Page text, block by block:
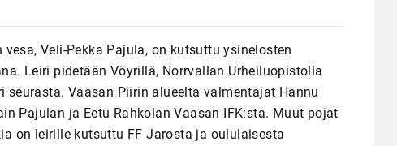
Veli-Pekka Pajula, on kutsuttu ysinelosten
Leiri pidetään Vöyrillä, Norrvallan Urheiluopistolla
Vaasan Piirin alueelta valmentajat Hannu
Pajulan ja Eetu Rahkolan Vaasan IFK:sta. Muut pojat
on leirille kutsuttu FF Jarosta ja oululaisesta